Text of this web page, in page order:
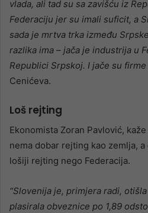
vlada, ali tad su sa zavišću iz
Federaciju jer su imali suficit, a
sada je mrtva trka između
razlika ima – jača je industrija u
Republici Srpskoj. I jače su firme
Cenićeva.
Loš rejting
Ekonomista Zoran Pavlović,
nema dobar rejting kao zemlja,
lošiji rejting nego Federacija.
“Slovenija je, primjera radi,
plasirala obveznice po 1,89